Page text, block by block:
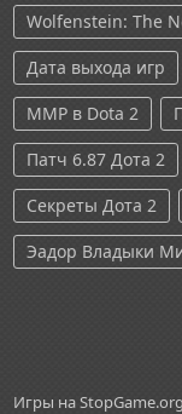
Wolfenstein: The
Дата выхода игр
ММР в Dota 2
Патч 6.87 Дота 2
Секреты Дота 2
Эадор Владыки
Игры на